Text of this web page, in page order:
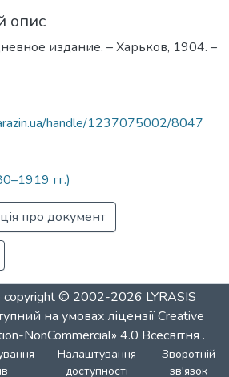
опис
издание. – Харьков, 1904. –
handle/1237075002/8047
гг.)
про документ
copyright © 2002-2026 LYRASIS
на умовах ліцензіїCreative
NonCommercial» 4.0 Всесвітня .
Налаштування
доступності
Зворотній
зв'язок